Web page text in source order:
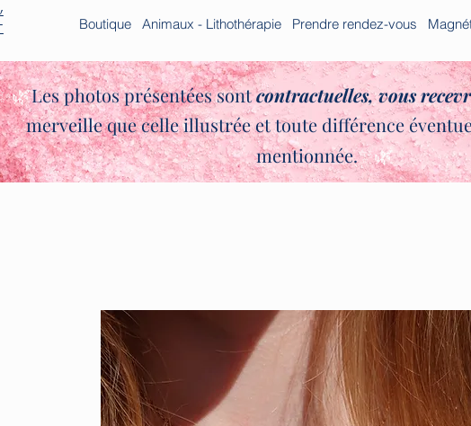
Boutique Animaux - Lithothérapie Prendre rendez-vous
Les photos présentées sontcontractuelles,vous
merveille que celle illustrée et toute différence
mentionnée.✨🌿